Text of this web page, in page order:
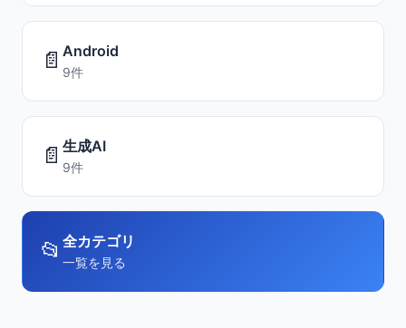
📄 Android
9件
📄 生成AI
9件
📂 全カテゴリ
一覧を見る